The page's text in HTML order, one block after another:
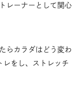
レーナーとして関心
らカラダはどう変わ
レをし、ストレッチ